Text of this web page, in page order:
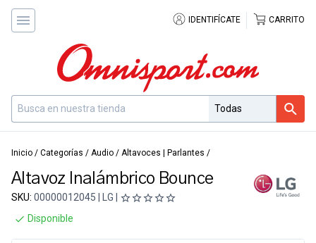
IDENTIFÍCATE CARRITO
Inicio / Categorías / Audio / Altavoces | Parlantes /
Altavoz Inalámbrico Bounce
SKU: 00000012045 | LG |
Disponible